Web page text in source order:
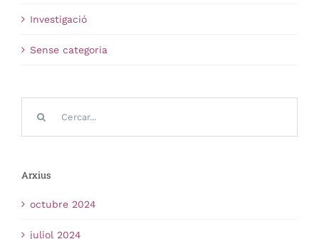
Investigació
Sense categoria
Arxius
octubre 2024
juliol 2024